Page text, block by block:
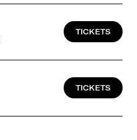
TICKETS
TICKETS